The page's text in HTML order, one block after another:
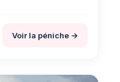
Voir la péniche →